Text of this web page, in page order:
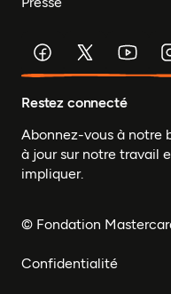
Restez connecté
Abonnez-vous à notre
à jour sur notre travail
impliquer.
© Fondation
Confidentialité